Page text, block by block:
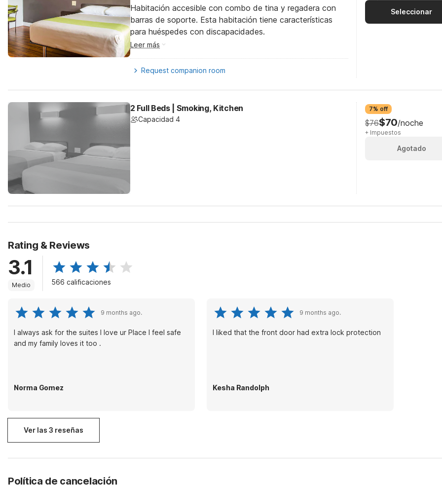
Habitación accesible con combo de tina y regadera con
barras de soporte. Esta habitación tiene características
para huéspedes con discapacidades.
Leer más
Request companion room
Seleccionar
2 Full Beds | Smoking, Kitchen
Capacidad 4
7% off
$76$70/noche
+ Impuestos
Agotado
Rating & Reviews
3.1
Medio 566 calificaciones
9 months ago.
I always ask for the suites I love ur Place I feel safe
and my family loves it too .
Norma Gomez
9 months ago.
I liked that the front door had extra lock protection
Kesha Randolph
Ver las 3 reseñas
Política de cancelación